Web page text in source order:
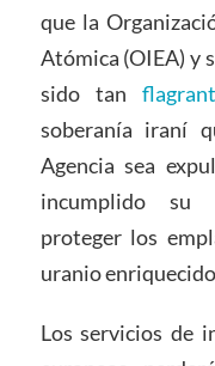
que la
Atómica (OIEA) y
sido tan
soberanía iraní
Agencia sea
incumplido su
proteger los
uranio
Los servicios de